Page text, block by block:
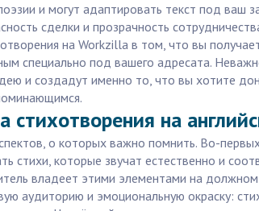
и могут адаптировать текст под ваш
сделки и прозрачность
на Workzilla в том, что вы
специально под вашего адресата.
и создадут именно то, что вы хотите
на
о которых важно помнить. Во-
которые звучат естественно и
владеет этими элементами на
аудиторию и эмоциональную окраску: